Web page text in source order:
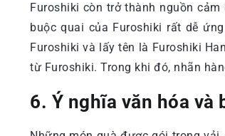
Furoshiki còn trở thành nguồn
buộc quai của Furoshiki rất dễ
Furoshiki và lấy tên là Furoshiki
từ Furoshiki. Trong khi đó, nhãn
6. Ý nghĩa văn hóa